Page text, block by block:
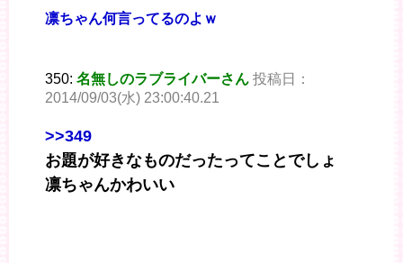
凛ちゃん何言ってるのよｗ
350: 名無しのラブライバーさん 投稿日：
2014/09/03(水) 23:00:40.21
>>349
お題が好きなものだったってことでしょ
凛ちゃんかわいい